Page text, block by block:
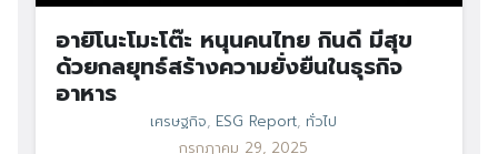
อายิโนะโมะโต๊ะ หนุนคนไทย กินดี มีสุข
ด้วยกลยุทธ์สร้างความยั่งยืนในธุรกิจ
อาหาร
เศรษฐกิจ, ESG Report, ทั่วไป
กรกฎาคม 29, 2025